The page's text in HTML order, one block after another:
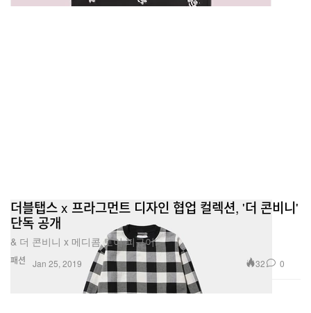
패션
더블탭스 x 프라그먼트 디자인 협업 컬렉션, '더 콘비니'
단독 공개
& 더 콘비니 x 메디콤 토이 피규어.
Jan 25, 2019 32 0